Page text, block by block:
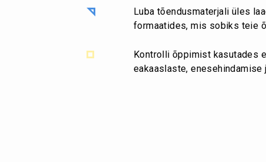
Luba tõendusmaterjali üles
formaatides, mis sobiks teie
Kontrolli õppimist kasutades
eakaaslaste, enesehindamise